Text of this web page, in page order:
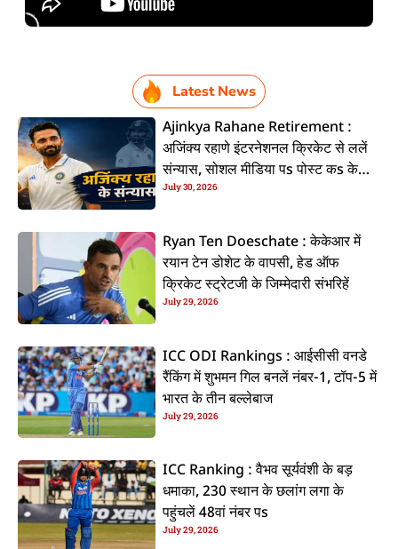
Latest News
Ajinkya Rahane Retirement :
अजिंक्य रहाणे इंटरनेशनल क्रिकेट से ललें
संन्यास, सोशल मीडिया पs पोस्ट कs के
कइलें एलान
July 30, 2026
Ryan Ten Doeschate : केकेआर में
रयान टेन डोशेट के वापसी, हेड ऑफ
क्रिकेट स्ट्रेटजी के जिम्मेदारी संभरिहें
July 29, 2026
ICC ODI Rankings : आईसीसी वनडे
रैंकिंग में शुभमन गिल बनलें नंबर-1, टॉप-5 में
भारत के तीन बल्लेबाज
July 29, 2026
ICC Ranking : वैभव सूर्यवंशी के बड़
धमाका, 230 स्थान के छलांग लगा के
पहुंचलें 48वां नंबर पs
July 29, 2026